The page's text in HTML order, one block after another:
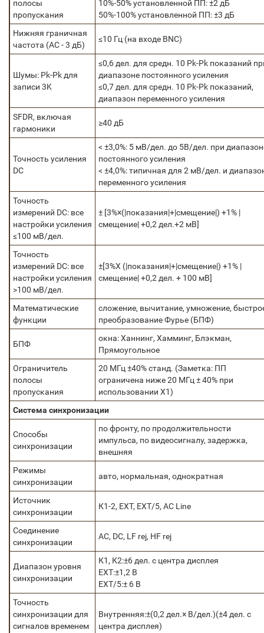
полосы
пропускания
10%-50% установленной ПП: ±2 дБ
50%-100% установленной ПП: ±3 дБ
Нижняя граничная
частота (AC - 3 дБ)
≤10 Гц (на входе BNC)
Шумы: Pk-Pk для
записи 3K
≤0,6 дел. для средн. 10 Pk-Pk показаний
диапазоне постоянного усиления
≤0,7 дел. для средн. 10 Pk-Pk показаний,
диапазон переменного усиления
SFDR, включая
гармоники
≥40 дБ
Точность усиления
DC
< ±3,0%: 5 мВ/дел. до 5В/дел. при
постоянного усиления
< ±4,0%: типичная для 2 мВ/дел. и
переменного усиления
Точность
измерений DC: все
настройки усиления
≤100 мВ/дел.
± [3%×(|показания|+|смещение|) +1% |
смещение| +0,2 дел.+2 мВ]
Точность
измерений DC: все
настройки усиления
>100 мВ/дел.
±[3%X (|показания|+|смещение|) +1% |
смещение| +0,2 дел. + 100 мВ]
Математические
функции
cложение, вычитание, умножение,
преобразование Фурье (БПФ)
БПФ
окна: Ханнинг, Хамминг, Блэкман,
Прямоугольное
Ограничитель
полосы
пропускания
20 MГц ±40% станд. (Заметка: ПП
ограничена ниже 20 MГц ± 40% при
использовании X1)
Система синхронизации
Способы
синхронизации
по фронту, по продолжительности
импульса, по видеосигналу, задержка,
внешняя
Режимы
синхронизации
авто, нормальная, однократная
Источник
синхронизации
К1-2, EXT, EXT/5, AC Line
Соединение
синхронизации
AC, DC, LF rej, HF rej
Диапазон уровня
синхронизации
К1, К2:±6 дел. с центра дисплея
EXT:±1,2 В
EXT/5:± 6 В
Точность
синхронизации для
сигналов временем
Внутренняя:±(0,2 дел.× В/дел.)(±4 дел. с
центра дисплея)